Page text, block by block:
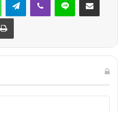
Yazdır